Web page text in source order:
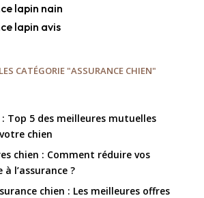
lapin nain
lapin avis
CATÉGORIE "ASSURANCE CHIEN"
Top 5 des meilleures mutuelles
chien
chien : Comment réduire vos
à l’assurance ?
chien : Les meilleures offres